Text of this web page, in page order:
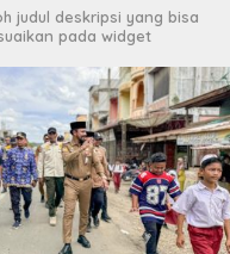
judul deskripsi yang bisa
pada widget